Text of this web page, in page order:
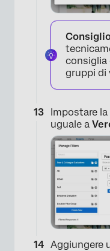
consiglia
gruppi di
Impostare
uguale a
Aggiungere